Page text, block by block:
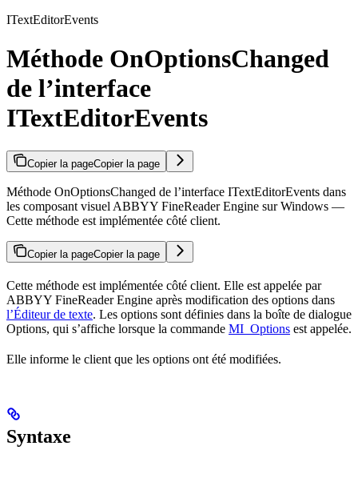
ITextEditorEvents
Méthode OnOptionsChanged
de l’interface
ITextEditorEvents
Copier la pageCopier la page
Méthode OnOptionsChanged de l’interface ITextEditorEvents dans
les composant visuel ABBYY FineReader Engine sur Windows —
Cette méthode est implémentée côté client.
Copier la pageCopier la page
Cette méthode est implémentée côté client. Elle est appelée par
ABBYY FineReader Engine après modification des options dans
l’Éditeur de texte. Les options sont définies dans la boîte de dialogue
Options, qui s’affiche lorsque la commande MI_Options est appelée.
Elle informe le client que les options ont été modifiées.
Syntaxe